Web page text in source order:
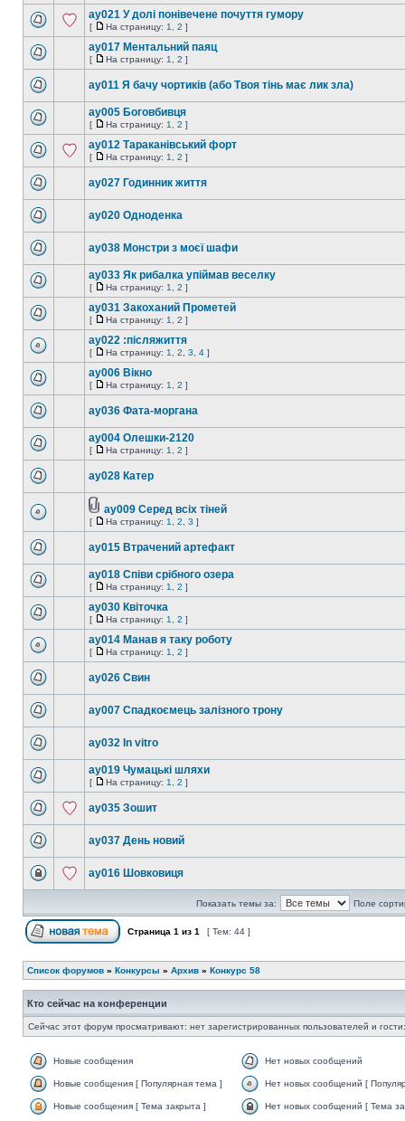
ay021 У долі понівечене почуття гумору
[ На страницу: 1 2 ]
ay017 Ментальний паяц
[ На страницу: 1 2 ]
ay011 Я бачу чортиків (або Твоя тінь має лик зла)
ay005 Боговбивця
[ На страницу: 1 2 ]
ay012 Тараканівський форт
[ На страницу: 1 2 ]
ay027 Годинник життя
ay020 Одноденка
ay038 Монстри з моєї шафи
ay033 Як рибалка упіймав веселку
[ На страницу: 1 2 ]
ay031 Закоханий Прометей
[ На страницу: 1 2 ]
ay022 :післяжиття
[ На страницу: 1 2 3 4 ]
ay006 Вікно
[ На страницу: 1 2 ]
ay036 Фата-моргана
ay004 Олешки-2120
[ На страницу: 1 2 ]
ay028 Катер
ay009 Серед всіх тіней
[ На страницу: 1 2 3 ]
ay015 Втрачений артефакт
ay018 Співи срібного озера
[ На страницу: 1 2 ]
ay030 Квіточка
[ На страницу: 1 2 ]
ay014 Манав я таку роботу
[ На страницу: 1 2 ]
ay026 Свин
ay007 Спадкоємець залізного трону
ay032 In vitro
ay019 Чумацькі шляхи
[ На страницу: 1 2 ]
ay035 Зошит
ay037 День новий
ay016 Шовковиця
Показать темы за: Поле
Страница 1 из 1 [ Тем: 44 ]
Список форумов » Конкурсы » Архив » Конкурс 58
Кто сейчас на конференции
Сейчас этот форум просматривают: нет зарегистрированных пользователей и
Новые сообщения Нет новых сообщений
Новые сообщения [ Популярная тема ] Нет новых сообщений [
Новые сообщения [ Тема закрыта ] Нет новых сообщений [ Тема